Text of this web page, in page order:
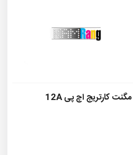
مگنت کارتریج اچ پی 12A